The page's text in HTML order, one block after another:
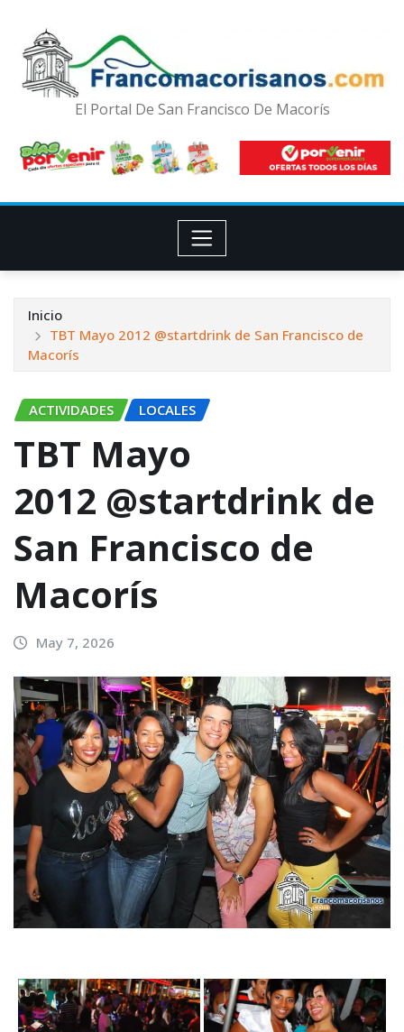
El Portal De San Francisco De Macorís
Inicio
TBT Mayo 2012 @startdrink de San Francisco de
Macorís
ACTIVIDADES LOCALES
TBT Mayo
2012 @startdrink de
San Francisco de
Macorís
May 7, 2026